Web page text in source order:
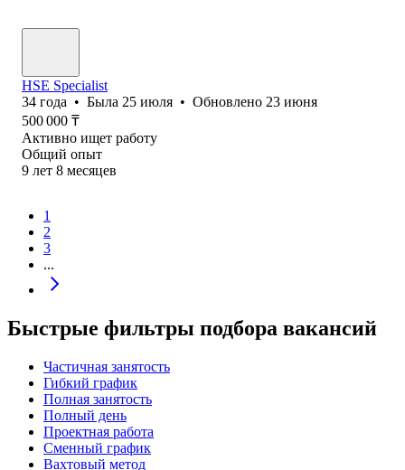
HSE Specialist
34 года • Была 25 июля • Обновлено 23 июня
500 000 ₸
Активно ищет работу
Общий опыт
9 лет 8 месяцев
1
2
3
...
Быстрые фильтры подбора вакансий
Частичная занятость
Гибкий график
Полная занятость
Полный день
Проектная работа
Сменный график
Вахтовый метод